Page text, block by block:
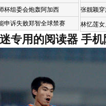
杯组委会炮轰阿加西
申诉失败郑智全球禁赛
张靓颖
林忆莲
专用的阅读器 手